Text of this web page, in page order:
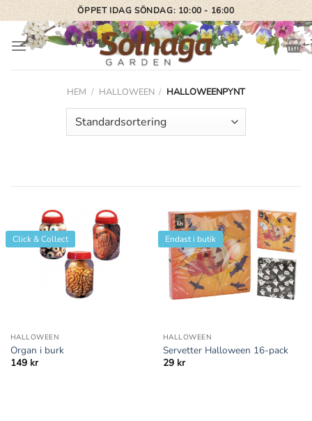
Skip
to
content
ÖPPET IDAG SÖNDAG: 10:00 - 16:00
HEM / HALLOWEEN / HALLOWEENPYNT
Click & Collect
HALLOWEEN
Organ i burk
149 kr
Endast i butik
HALLOWEEN
Servetter Halloween 16-pack
29 kr